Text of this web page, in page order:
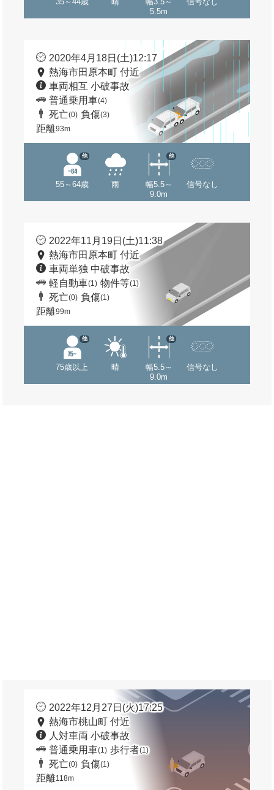
5.5m
2020年4月18日(土)12:17
熱海市田原本町 付近
車両相互 小破事故
普通乗用車(4)
死亡(0) 負傷(3)
距離93m
55～64歳
他
雨
幅5.5～
9.0m
他
信号なし
2022年11月19日(土)11:38
熱海市田原本町 付近
車両単独 中破事故
軽自動車(1) 物件等(1)
死亡(0) 負傷(1)
距離99m
75歳以上
他
晴
幅5.5～
9.0m
他
信号なし
2022年12月27日(火)17:25
熱海市桃山町 付近
人対車両 小破事故
普通乗用車(1) 歩行者(1)
死亡(0) 負傷(1)
距離118m